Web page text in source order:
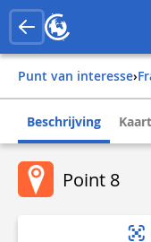
Punt van interesse›
Beschrijving Kaart
Point 8